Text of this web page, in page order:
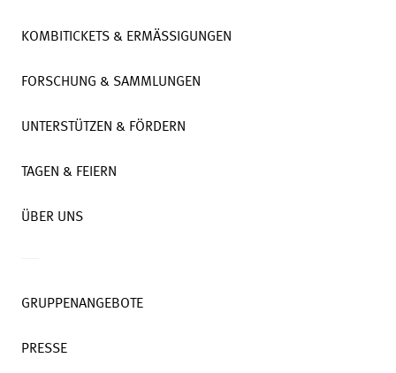
KOMBITICKETS & ERMÄSSIGUNGEN
FORSCHUNG & SAMMLUNGEN
UNTERSTÜTZEN & FÖRDERN
TAGEN & FEIERN
ÜBER UNS
GRUPPENANGEBOTE
PRESSE